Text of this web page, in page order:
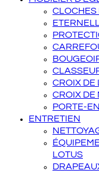
CLOCHES
CROIX DE
CROIX DE
PORTE-
ENTRETIEN
LOTUS